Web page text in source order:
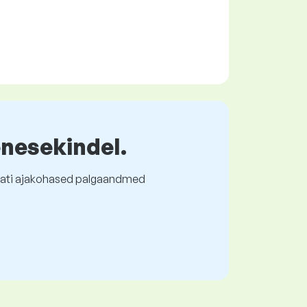
ajakohased palgaandmed